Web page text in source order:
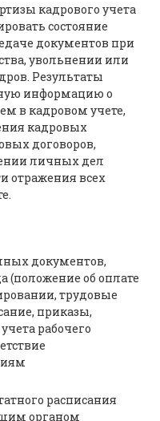
кадрового учета
состояние
документов при
увольнении или
Результаты
информацию о
в кадровом учете,
кадровых
договоров,
личных дел
отражения всех
документов,
(положение об оплате
трудовые
приказы,
рабочего
расписания
органом